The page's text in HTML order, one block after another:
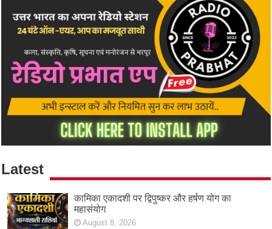
Latest
कामिका एकादशी पर द्विपुष्कर और हर्षण योग का
महासंयोग
August 8, 2026